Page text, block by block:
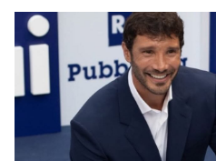
Categorie
NOTIZIE
ANTEPRIME
RETROSCENA